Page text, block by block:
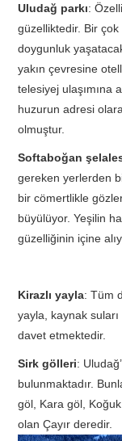
Uludağ parkı:
güzelliktedir. Bir
doygunluk
yakın çevresine
telesiyej ulaşımına
huzurun adresi
olmuştur.
Softaboğan
gereken yerlerden
bir cömertlikle
büyülüyor. Yeşilin
güzelliğinin içine
Kirazlı yayla: Tüm
yayla, kaynak
davet etmektedir.
Sirk gölleri:
bulunmaktadır.
göl, Kara göl,
olan Çayır deredir.